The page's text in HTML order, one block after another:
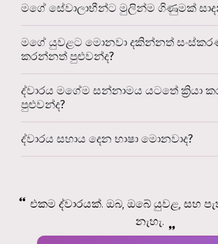
මගේ සේවාලාභීන්ට මුලින්ම ගිණුමක්
මගේ යුවළට මොනවා දකින්නත්
කරන්නත් පුළුවන්ද?
ද්වාරය මගේම සන්නාමය යටතේ ක්‍රියා
පුළුවන්ද?
ද්වාරය සහාය දෙන භාෂා මොනවාද?
එකම ද්වාරයක්. ඔබ, ඔබේ යුවළ, සහ
නැහැ.